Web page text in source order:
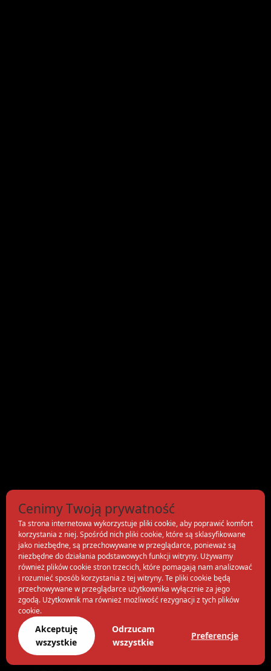
Cenimy Twoją prywatność
Ta strona internetowa wykorzystuje pliki cookie, aby poprawić komfort
korzystania z niej. Spośród nich pliki cookie, które są sklasyfikowane
jako niezbędne, są przechowywane w przeglądarce, ponieważ są
niezbędne do działania podstawowych funkcji witryny. Używamy
również plików cookie stron trzecich, które pomagają nam analizować
i rozumieć sposób korzystania z tej witryny. Te pliki cookie będą
przechowywane w przeglądarce użytkownika wyłącznie za jego
zgodą. Użytkownik ma również możliwość rezygnacji z tych plików
cookie.
Akceptuję
wszystkie
Odrzucam
wszystkie
Preferencje